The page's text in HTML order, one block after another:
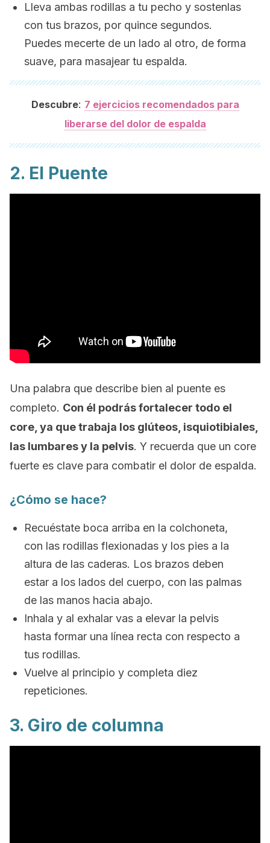
Lleva ambas rodillas a tu pecho y sostenlas
con tus brazos, por quince segundos.
Puedes mecerte de un lado al otro, de forma
suave, para masajear tu espalda.
Descubre: 7 ejercicios recomendados para
liberarse del dolor de espalda
2. El Puente
Una palabra que describe bien al puente es
completo. Con él podrás fortalecer todo el
core , ya que trabaja los glúteos, isquiotibiales,
las lumbares y la pelvis. Y recuerda que un core
fuerte es clave para combatir el dolor de espalda.
¿Cómo se hace?
Recuéstate boca arriba en la colchoneta,
con las rodillas flexionadas y los pies a la
altura de las caderas. Los brazos deben
estar a los lados del cuerpo, con las palmas
de las manos hacia abajo.
Inhala y al exhalar vas a elevar la pelvis
hasta formar una línea recta con respecto a
tus rodillas.
Vuelve al principio y completa diez
repeticiones.
3. Giro de columna